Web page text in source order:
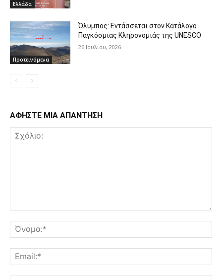
Ελλάδα
Προτεινόμενα
Όλυμπος: Εντάσσεται στον Κατάλογο
Παγκόσμιας Κληρονομιάς της UNESCO
26 Ιουλίου, 2026
ΑΦΗΣΤΕ ΜΙΑ ΑΠΑΝΤΗΣΗ